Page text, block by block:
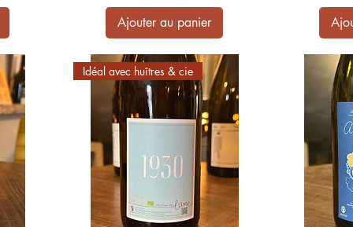
Ajouter au panier
Idéal avec huîtres & cie